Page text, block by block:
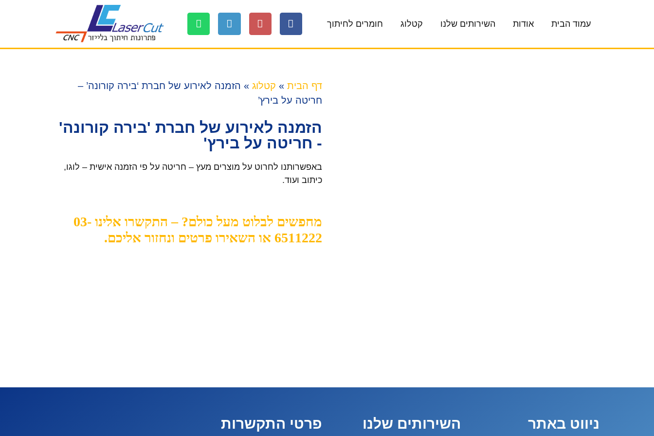
עמוד הבית אודות השירותים שלנו קטלוג חומרים לחיתוך
דף הבית » קטלוג » הזמנה לאירוע של חברת ‘בירה קורונה’ –
חריטה על בירץ’
הזמנה לאירוע של חברת 'בירה קורונה'
- חריטה על בירץ'
באפשרותנו לחרוט על מוצרים מעץ – חריטה על פי הזמנה אישית – לוגו,
כיתוב ועוד.
מחפשים לבלוט מעל כולם? – התקשרו אלינו 03-
6511222 או השאירו פרטים ונחזור אליכם.
ניווט באתר השירותים שלנו פרטי התקשרות